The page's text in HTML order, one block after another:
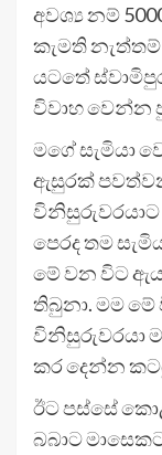
අවශ්‍ය නම්
කැමති
යටතේ
විවාහ වෙන්න
මගේ සැමියා
ඇසුරක්
විනිසුරුවරයාට
පෙරද තම
මේ වන විට
තිබුනා. මම
විනිසුරුවරයා
කර දෙන්න
ඊට පස්සේ
බබාට